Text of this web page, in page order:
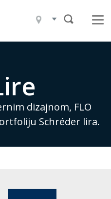
mi
dizajnom, FLO
Schréder lira.